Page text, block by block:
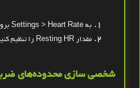
به Settings > Heart Rate
مقدار Resting HR را تنظیم
شخصی ‌سازی محدوده‌های